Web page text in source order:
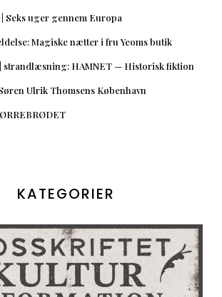
Seks uger gennem Europa
Magiske nætter i fru Yeoms butik
strandlæsning: HAMNET — Historisk fiktion
Ulrik Thomsens København
KATEGORIER